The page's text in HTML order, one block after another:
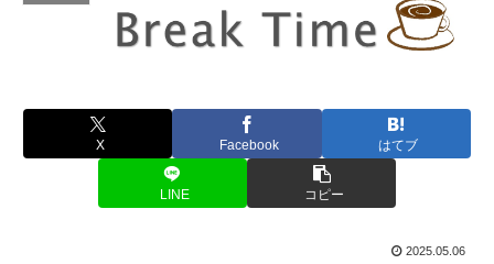
X Facebook はてブ
LINE コピー
2025.05.06